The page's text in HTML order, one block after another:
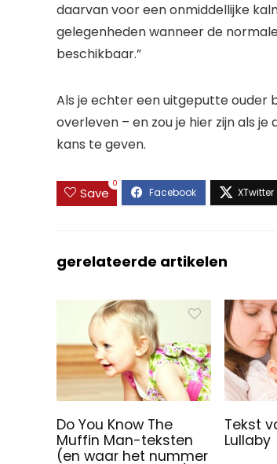
daarvan voor een onmiddellijke
gelegenheden wanneer de
beschikbaar.”
Als je echter een uitgeputte ouder
overleven – en zou je hier zijn als
kans te geven.
Save
0
gerelateerde artikelen
Do You Know The
Muffin Man-teksten
(en waar het nummer
Tekst
Lullaby